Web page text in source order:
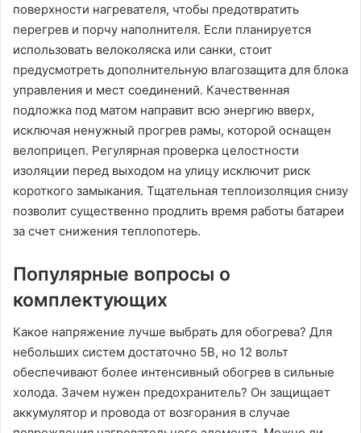
поверхности нагревателя, чтобы предотвратить
перегрев и порчу наполнителя. Если планируется
использовать велоколяска или санки, стоит
предусмотреть дополнительную влагозащита для блока
управления и мест соединений. Качественная
подложка под матом направит всю энергию вверх,
исключая ненужный прогрев рамы, которой оснащен
велоприцеп. Регулярная проверка целостности
изоляции перед выходом на улицу исключит риск
короткого замыкания. Тщательная теплоизоляция снизу
позволит существенно продлить время работы батареи
за счет снижения теплопотерь.
Популярные вопросы о
комплектующих
Какое напряжение лучше выбрать для обогрева? Для
небольших систем достаточно 5В, но 12 вольт
обеспечивают более интенсивный обогрев в сильные
холода. Зачем нужен предохранитель? Он защищает
аккумулятор и провода от возгорания в случае